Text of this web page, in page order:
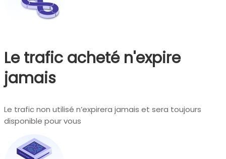
Le trafic acheté n'expire
jamais
Le trafic non utilisé n’expirera jamais et sera toujours
disponible pour vous